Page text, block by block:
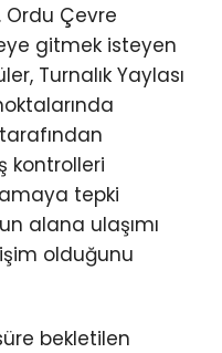
Ordu Çevre
gitmek isteyen
Turnalık Yaylası
kontrolleri
tepki
alana ulaşımı
olduğunu
bekletilen